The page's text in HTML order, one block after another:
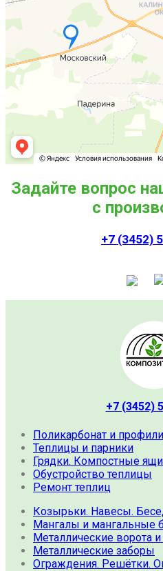
Задайте вопрос
с
+7 (3452)
+7 (3452)
Поликарбонат и профили
Теплицы и парники
Грядки. Компостные
Обустройство теплицы
Ремонт теплиц
Козырьки. Навесы.
Мангалы и мангальные
Металлические ворота и
Металлические заборы
Ограждения. Решётки.